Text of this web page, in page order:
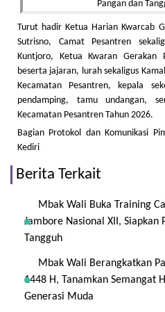
Turut hadir Ketua Harian Kwarcab
Sutrisno, Camat Pesantren
Kuntjoro, Ketua Kwaran Gerakan
beserta jajaran, lurah sekaligus
Kecamatan Pesantren, kepala
pendamping, tamu undangan,
Kecamatan Pesantren Tahun 2026.
Bagian Protokol dan Komunikasi
Kediri
Berita Terkait
Mbak Wali Buka Training
Jambore Nasional XII,
Tangguh
Mbak Wali Berangkatkan
1448 H, Tanamkan Semangat
Generasi Muda